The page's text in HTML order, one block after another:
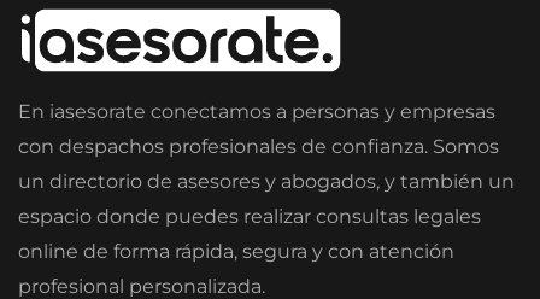
En iasesorate conectamos a personas y empresas
con despachos profesionales de confianza. Somos
un directorio de asesores y abogados, y también un
espacio donde puedes realizar consultas legales
online de forma rápida, segura y con atención
profesional personalizada.